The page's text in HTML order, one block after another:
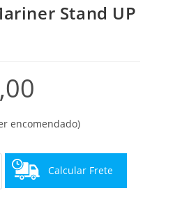
Stand UP
encomendado)
Calcular Frete